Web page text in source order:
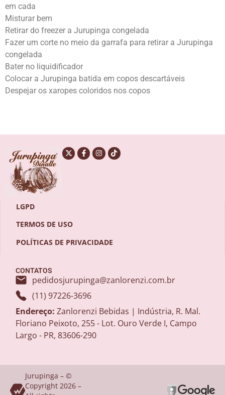
em cada
Misturar bem
Retirar do freezer a Jurupinga congelada
Fazer um corte no meio da garrafa para retirar a Jurupinga
congelada
Bater no liquidificador
Colocar a Jurupinga batida em copos descartáveis
Despejar os xaropes coloridos nos copos
LGPD
TERMOS DE USO
POLÍTICAS DE PRIVACIDADE
CONTATOS
pedidosjurupinga@zanlorenzi.com.br
(11) 97226-3696
Endereço: Zanlorenzi Bebidas | Indústria, R. Mal.
Floriano Peixoto, 255 - Lot. Ouro Verde I, Campo
Largo - PR, 83606-290
Jurupinga – ©
Copyright 2026 –